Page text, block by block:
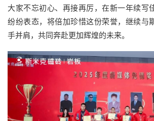
大家不忘初心、再接再厉，在新一年续写
纷纷表态，将倍加珍惜这份荣誉，继续与
手并肩，共同奔赴更加辉煌的未来。